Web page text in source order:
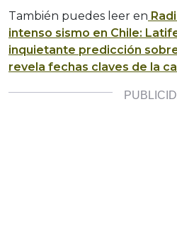
También puedes leer en
intenso sismo en Chile:
inquietante predicción
revela fechas claves de la